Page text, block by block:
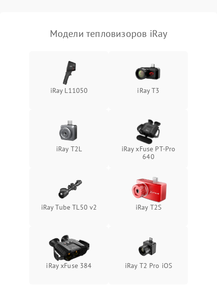
Модели тепловизоров iRay
iRay L11050 iRay T3
iRay T2L
iRay xFuse PT-Pro
640
iRay Tube TL50 v2 iRay T2S
iRay xFuse 384 iRay T2 Pro iOS